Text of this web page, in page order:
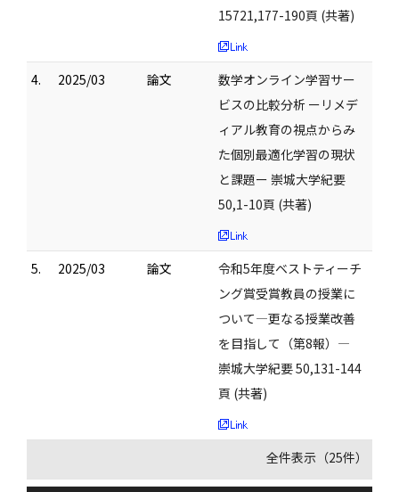
15721,177-190頁 (共著)
4. 2025/03 論文
数学オンライン学習サー
ビスの比較分析 ーリメデ
ィアル教育の視点からみ
た個別最適化学習の現状
と課題ー 崇城大学紀要
50,1-10頁 (共著)
5. 2025/03 論文
令和5年度ベストティーチ
ング賞受賞教員の授業に
ついて―更なる授業改善
を目指して（第8報）―
崇城大学紀要 50,131-144
頁 (共著)
全件表示（25件）